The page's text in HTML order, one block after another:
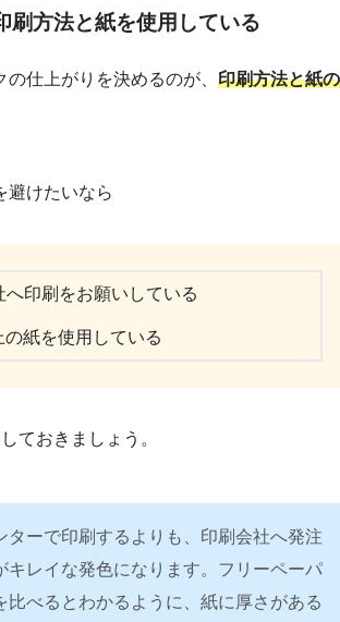
刷方法と紙を使用している
仕上がりを決めるのが、 印刷方法と紙の
避けたいなら
へ印刷をお願いしている
の紙を使用している
ておきましょう。
ターで印刷するよりも、印刷会社へ発注
キレイな発色になります。フリーペーパ
比べるとわかるように、紙に厚さがある